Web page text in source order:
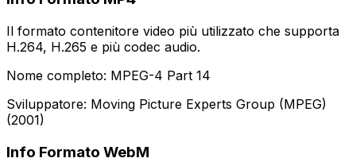
Il formato contenitore video più utilizzato che supporta
H.264, H.265 e più codec audio.
Nome completo: MPEG-4 Part 14
Sviluppatore: Moving Picture Experts Group (MPEG)
(2001)
Info Formato WebM